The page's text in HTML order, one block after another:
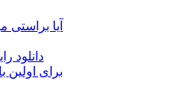
آیا
دانلود
برای اولین